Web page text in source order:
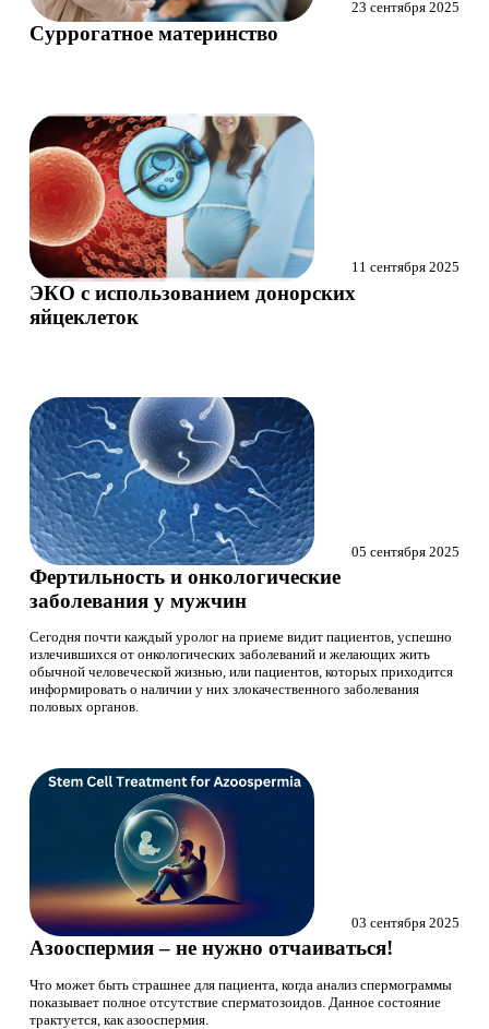
Суррогатное материнство
23 сентября 2025
ЭКО с использованием донорских
яйцеклеток
11 сентября 2025
Фертильность и онкологические
заболевания у мужчин
Сегодня почти каждый уролог на приеме видит пациентов, успешно
излечившихся от онкологических заболеваний и желающих жить
обычной человеческой жизнью, или пациентов, которых приходится
информировать о наличии у них злокачественного заболевания
половых органов.
05 сентября 2025
Азооспермия – не нужно отчаиваться!
Что может быть страшнее для пациента, когда анализ спермограммы
показывает полное отсутствие сперматозоидов. Данное состояние
трактуется, как азооспермия.
03 сентября 2025